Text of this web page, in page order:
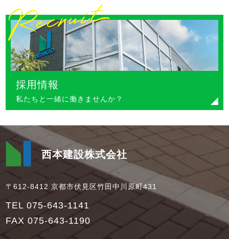
採用情報
私たちと一緒に働きませんか？
西本建設株式会社
〒612-8412 京都市伏見区竹田中川原町431
TEL 075-643-1141
FAX 075-643-1190